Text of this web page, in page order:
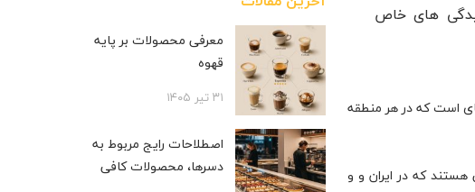
های خاص
است که در هر منطقه
که در ایران و و
معرفی محصولات بر پایه
قهوه
۳۱ تیر ۱۴۰۵
اصطلاحات رایج مربوط به
دسرها، محصولات کافی